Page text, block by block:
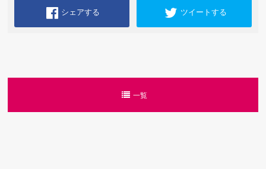
シェアする ツイートする
一覧